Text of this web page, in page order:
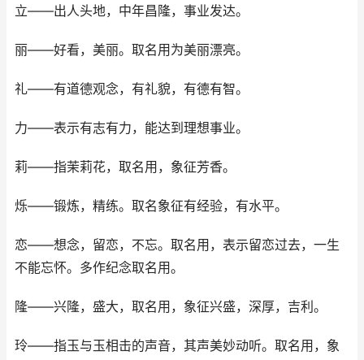
立——出人头地，中年昌隆，事业发达。
丽——好看，美丽。取名用为美丽漂亮。
礼——有道德观念，有礼貌，有德有智。
力——表示有志有力，能达到理想事业。
莉——指茉莉花，取名用，象征芳香。
烁——锻炼，精练。取名象征有经验，有水平。
恋——想念，留恋，不忘。取名用，表示留恋过去，一生
不能忘怀。多作纪念取名用。
隆——兴隆，盛大，取名用，象征兴盛，深厚，吉利。
玲——指玉与玉相击的声音，其声美妙动听。取名用，象